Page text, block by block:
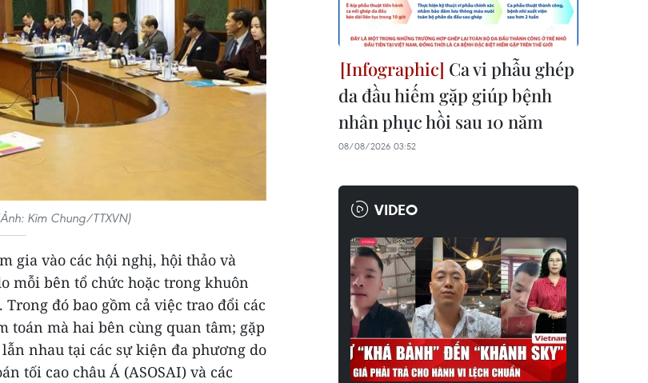
Kim Chung/TTXVN)
gia vào các hội nghị, hội thảo và
mỗi bên tổ chức hoặc trong khuôn
Trong đó bao gồm cả việc trao đổi các
toán mà hai bên cùng quan tâm; gặp
nhau tại các sự kiện đa phương do
tối cao châu Á (ASOSAI) và các
Ca vi phẫu ghép
da đầu hiếm gặp giúp bệnh
nhân phục hồi sau 10 năm
08/08/2026 03:52
VIDEO